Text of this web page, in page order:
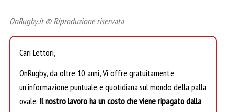
OnRugby.it © Riproduzione riservata
Cari Lettori,
OnRugby, da oltre 10 anni, Vi offre gratuitamente
un’informazione puntuale e quotidiana sul mondo della palla
ovale. Il nostro lavoro ha un costo che viene ripagato dalla